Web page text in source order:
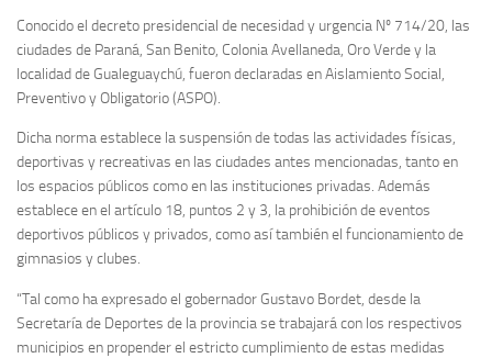
Conocido el decreto presidencial de necesidad y urgencia Nº 714/20, las
ciudades de Paraná, San Benito, Colonia Avellaneda, Oro Verde y la
localidad de Gualeguaychú, fueron declaradas en Aislamiento Social,
Preventivo y Obligatorio (ASPO).
Dicha norma establece la suspensión de todas las actividades físicas,
deportivas y recreativas en las ciudades antes mencionadas, tanto en
los espacios públicos como en las instituciones privadas. Además
establece en el artículo 18, puntos 2 y 3, la prohibición de eventos
deportivos públicos y privados, como así también el funcionamiento de
gimnasios y clubes.
“Tal como ha expresado el gobernador Gustavo Bordet, desde la
Secretaría de Deportes de la provincia se trabajará con los respectivos
municipios en propender el estricto cumplimiento de estas medidas